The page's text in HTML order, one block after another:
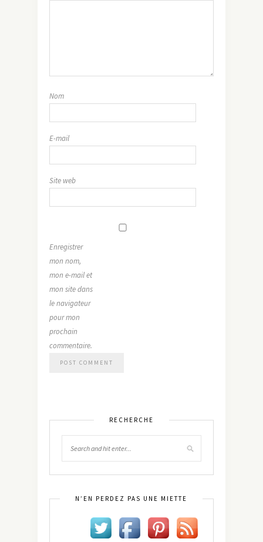
Nom
E-mail
Site web
Enregistrer
mon nom,
mon e-mail et
mon site dans
le navigateur
pour mon
prochain
commentaire.
RECHERCHE
N’EN PERDEZ PAS UNE MIETTE